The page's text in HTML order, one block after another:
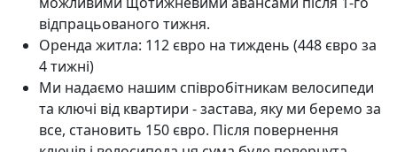
відпрацьованого тижня.
Оренда житла: 112 євро на тиждень (448 євро за
4 тижні)
Ми надаємо нашим співробітникам велосипеди
та ключі від квартири - застава, яку ми беремо за
все, становить 150 євро. Після повернення